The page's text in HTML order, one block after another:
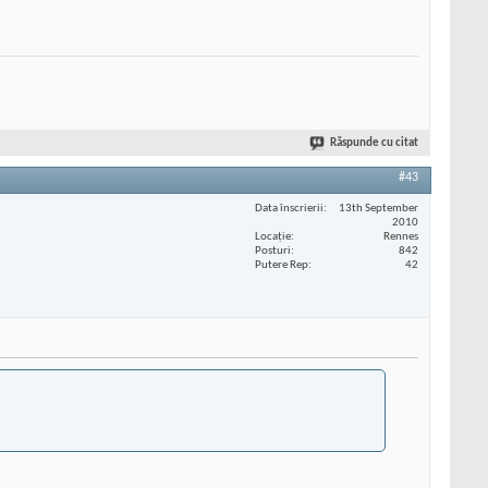
Răspunde cu citat
#43
Data înscrierii
13th September
2010
Locaţie
Rennes
Posturi
842
Putere Rep
42